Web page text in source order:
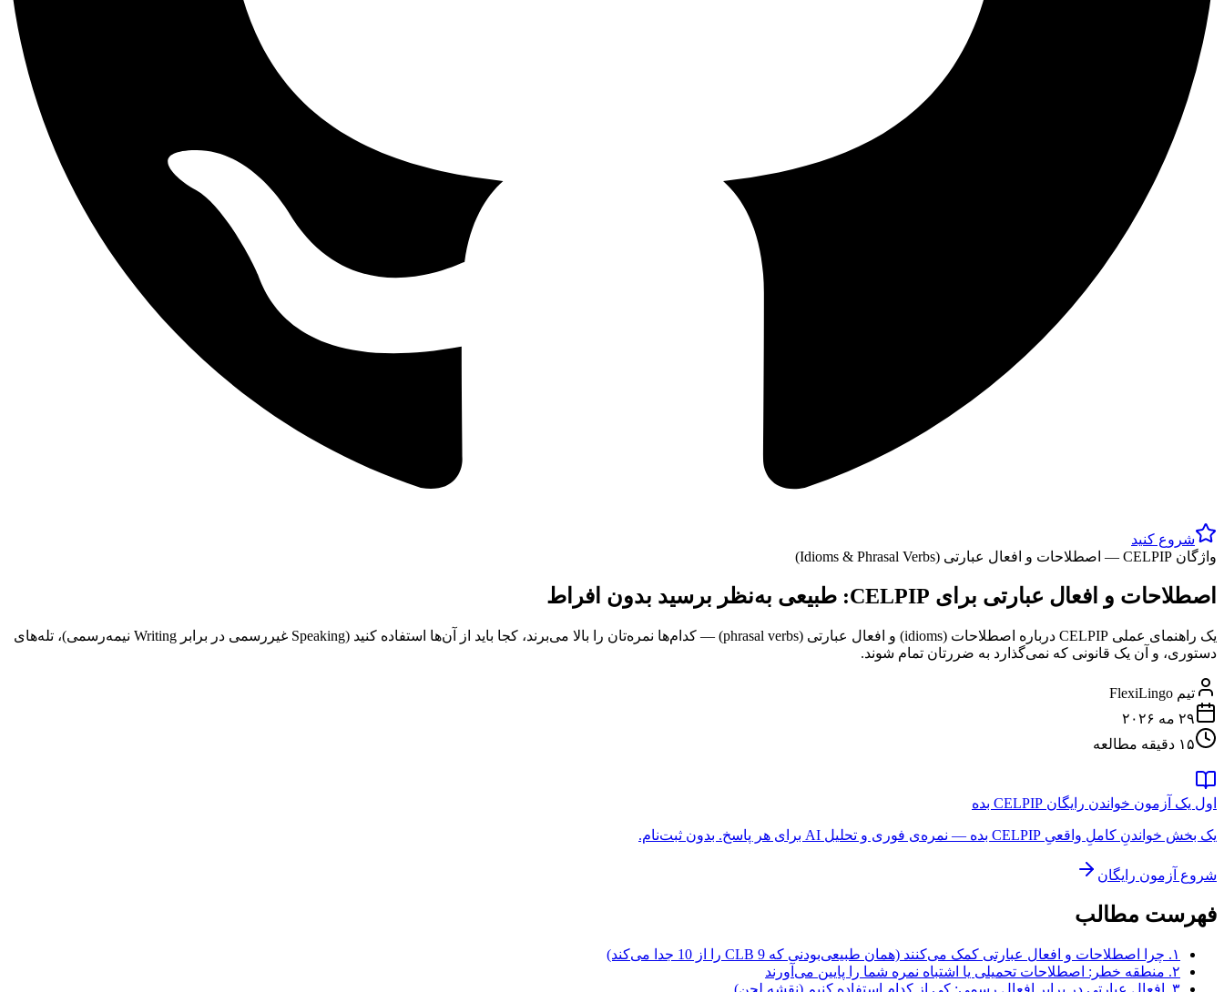
شروع کنید
واژگان CELPIP — اصطلاحات و افعال عبارتی (Idioms & Phrasal Verbs)
اصطلاحات و افعال عبارتی برای CELPIP: طبیعی به‌نظر برسید بدون افراط
یک راهنمای عملی CELPIP درباره اصطلاحات (idioms) و افعال عبارتی (phrasal verbs) — کدام‌ها نمره‌تان را بالا می‌برند، کجا باید از آن‌ها استفاده کنید (Speaking غیررسمی در برابر Writing نیمه‌رسمی)، تله‌های
دستوری، و آن یک قانونی که نمی‌گذارد به ضررتان تمام شوند.
تیم FlexiLingo
۲۹ مه ۲۰۲۶
۱۵ دقیقه مطالعه
اول یک آزمون خواندن رایگان CELPIP بده
یک بخش خواندنِ کاملِ واقعیِ CELPIP بده — نمره‌ی فوری و تحلیل AI برای هر پاسخ. بدون ثبت‌نام.
شروع آزمون رایگان
فهرست مطالب
۱. چرا اصطلاحات و افعال عبارتی کمک می‌کنند (همان طبیعی‌بودنی که CLB 9 را از 10 جدا می‌کند)
۲. منطقه خطر: اصطلاحات تحمیلی یا اشتباه نمره شما را پایین می‌آورند
۳. افعال عبارتی در برابر افعال رسمی: کِی از کدام استفاده کنیم (نقشه لحن)